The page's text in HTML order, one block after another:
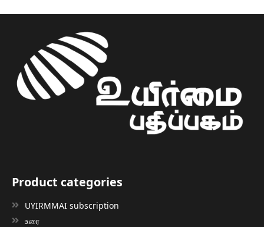
Product categories
UYIRMMAI subscription
உரை